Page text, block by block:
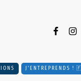
J'ENTREPRENDS !